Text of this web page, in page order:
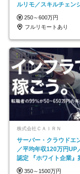
ルリモ／スキルチェン
250～600万円
フルリモートあり
株式会社ＣＡＩＲＮ
サーバー・クラウドエ
／平均年収120万円UP
認定 『ホワイト企業』
制度／年休129日
350～1500万円